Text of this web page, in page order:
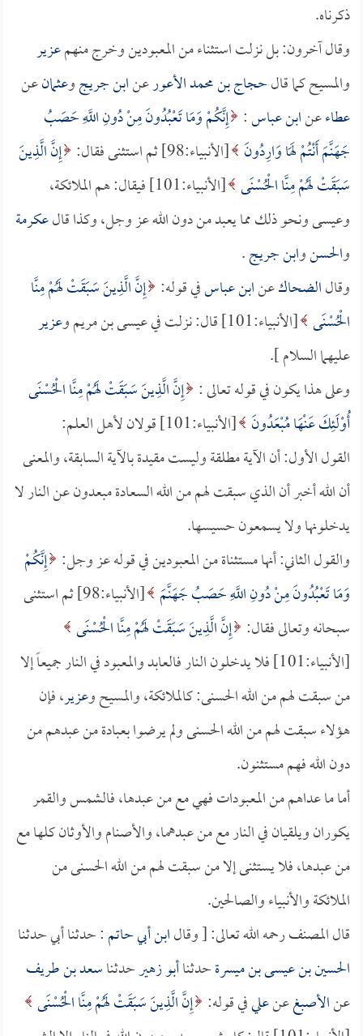
ذكرناه.
وقال آخرون: بل نزلت استثناء من المعبودين وخرج منهمعزير
والمسيح كما قالحجاج بن محمد الأعورعنابن جريجوعثمانعن
عطاءعنابن عباس: إِنَّكُمْ وَمَا تَعْبُدُونَ مِنْ دُونِ اللَّهِ حَصَبُ
جَهَنَّمَ أَنْتُمْ لَهَا وَارِدُونَ [الأنبياء:98] ثم استثنى فقال:
إِنَّ الَّذِينَ
سَبَقَتْ لَهُمْ مِنَّا الْحُسْنَى
[الأنبياء:101] فيقال: هم الملائكة،
وعيسى ونحو ذلك مما يعبد من دون الله عز وجل، وكذا قالعكرمة
والحسنوابن جريج.
وقالالضحاكعنابن عباسفي قوله: إِنَّ الَّذِينَ سَبَقَتْ لَهُمْ مِنَّا
الْحُسْنَى [الأنبياء:101] قال: نزلت في عيسى بن مريم و
عزير
عليهما السلام ].
وعلى هذا يكون في قوله تعالى : إِنَّ الَّذِينَ سَبَقَتْ لَهُمْ مِنَّا الْحُسْنَى
أُوْلَئِكَ عَنْهَا مُبْعَدُونَ [الأنبياء:101] قولان لأهل العلم:
القول الأول: أن الآية مطلقة وليست مقيدة بالآية السابقة، والمعنى
أن الله أخبر أن الذي سبقت لهم من الله السعادة مبعدون عن النار لا
يدخلونها ولا يسمعون حسيسها.
والقول الثاني: أنها مستثناة من المعبودين في قوله عز وجل: إِنَّكُمْ
وَمَا تَعْبُدُونَ مِنْ دُونِ اللَّهِ حَصَبُ جَهَنَّمَ
[الأنبياء:98] ثم استثنى
سبحانه وتعالى فقال: إِنَّ الَّذِينَ سَبَقَتْ لَهُمْ مِنَّا الْحُسْنَى
[الأنبياء:101] فلا يدخلون النار فالعابد والمعبود في النار جميعاً إلا
من سبقت لهم من الله الحسنى: كالملائكة، والمسيح وعزير، فإن
هؤلاء سبقت لهم من الله الحسنى ولم يرضوا بعبادة من عبدهم من
دون الله فهم مستثنون.
أما ما عداهم من المعبودات فهي مع من عبدها، فالشمس والقمر
يكوران ويلقيان في النار مع من عبدهما، والأصنام والأوثان كلها مع
من عبدها، فلا يستثنى إلا من سبقت لهم من الله الحسنى من
الملائكة والأنبياء والصالحين.
قال المصنف رحمه الله تعالى: [ وقالابن أبي حاتم: حدثنا أبي حدثنا
الحسين بن عيسى بن ميسرةحدثناأبو زهيرحدثناسعد بن طريف
عنالأصبغعنعليفي قوله: إِنَّ الَّذِينَ سَبَقَتْ لَهُمْ مِنَّا الْحُسْنَى